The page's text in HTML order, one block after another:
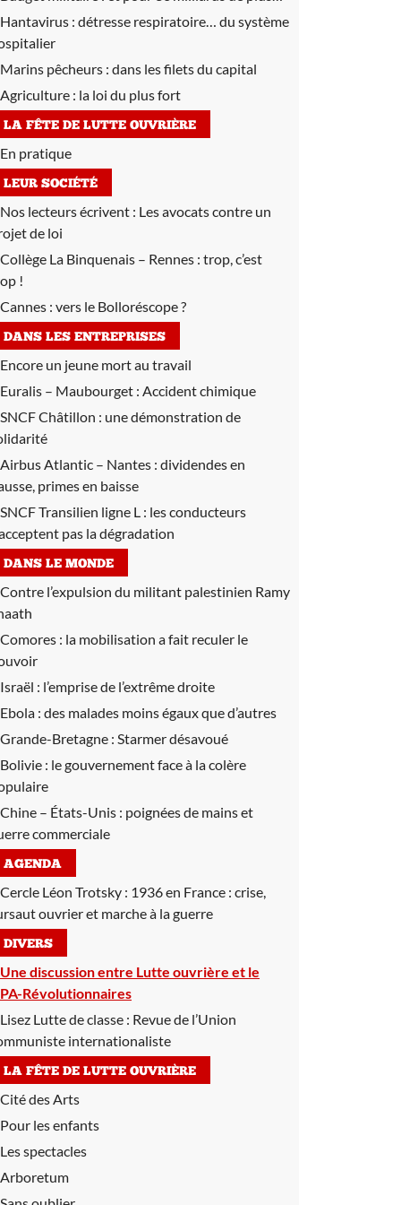
Hantavirus : détresse respiratoire… du système
Marins pêcheurs : dans les filets du capital
Agriculture : la loi du plus fort
LA FÊTE DE LUTTE OUVRIÈRE
En pratique
LEUR SOCIÉTÉ
Nos lecteurs écrivent : Les avocats contre un
de loi
Collège La Binquenais – Rennes : trop, c’est
!
Cannes : vers le Bolloréscope ?
DANS LES ENTREPRISES
Encore un jeune mort au travail
Euralis – Maubourget : Accident chimique
SNCF Châtillon : une démonstration de
Airbus Atlantic – Nantes : dividendes en
primes en baisse
SNCF Transilien ligne L : les conducteurs
pas la dégradation
DANS LE MONDE
Contre l’expulsion du militant palestinien Ramy
Comores : la mobilisation a fait reculer le
Israël : l’emprise de l’extrême droite
Ebola : des malades moins égaux que d’autres
Grande-Bretagne : Starmer désavoué
Bolivie : le gouvernement face à la colère
Chine – États-Unis : poignées de mains et
commerciale
AGENDA
Cercle Léon Trotsky : 1936 en France : crise,
ouvrier et marche à la guerre
DIVERS
Une discussion entre Lutte ouvrière et le
Révolutionnaires
Lisez Lutte de classe : Revue de l’Union
internationaliste
LA FÊTE DE LUTTE OUVRIÈRE
Cité des Arts
Pour les enfants
Les spectacles
Arboretum